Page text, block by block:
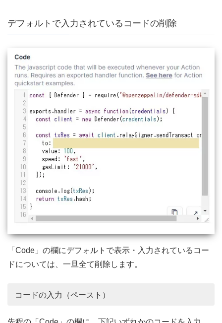
デフォルトで入力されているコードの削除
「Code」の欄にデフォルトで表示・入力されているコー
ドについては、一旦全て削除します。
コードの入力（ペースト）